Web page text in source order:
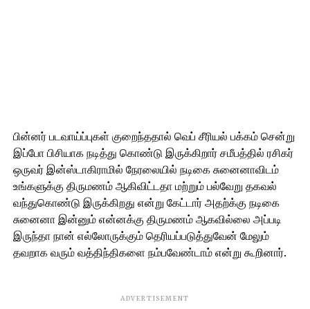
பின்னர் படவாய்ப்புகள் குறைந்ததால் வெப் சீரியல் பக்கம் சென்று
இப்போ பிசியாக நடித்து கொண்டு இருக்கிறார் சமீபத்தில் ரசிகர்
ஒருவர் இன்ஸ்டாகிராமில் நேரலையில் நடிகை சுனைனாவிடம்
உங்களுக்கு திருமணம் ஆகிவிட்டதா மற்றும் பல்வேறு தகவல்
வந்துகொண்டு இருக்கிறது என்று கேட்டார் அதற்க்கு நடிகை
சுனைனா இன்னும் என்னக்கு திருமணம் ஆகவில்லை அப்படி
இருந்தா நான் எல்லோருக்கும் தெரியப்படுத்துவேன் மேலும்
தவறாக வரும் வத்திந்திகளை நம்பவேண்டாம் என்று கூறினார்.
ADVERTISEMENT